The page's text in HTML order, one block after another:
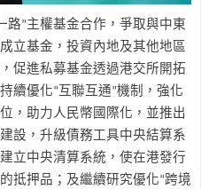
路”主權基金合作，爭取與中東
立基金，投資內地及其他地區
促進私募基金透過港交所開拓
續優化“互聯互通”機制，強化
，助力人民幣國際化，並推出
設，升級債務工具中央結算系
立中央清算系統，使在港發行
抵押品；及繼續研究優化“跨境